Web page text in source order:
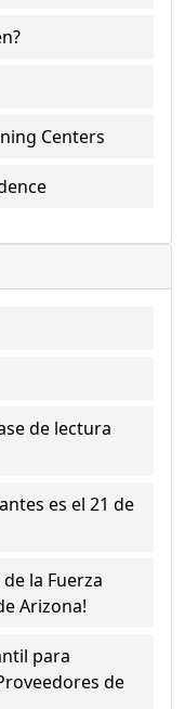
Centers
de lectura
es el 21 de
la Fuerza
Arizona!
para
de